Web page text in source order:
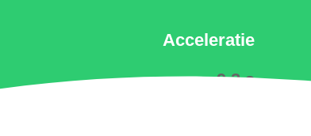
Acceleratie
9.2 s